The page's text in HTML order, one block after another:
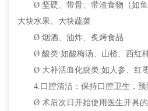
Ø 坚硬、带骨、带渣食物（如鱼
大块水果、大块蔬菜
Ø 烟酒、油炸、炙烤食品
Ø 酸类:如酸梅汤、山楂、西红柿
Ø 大补活血化瘀类:如人参、红枣
4.口腔清洁：保持口腔卫生，预
Ø 术后次日开始使用医生开具的